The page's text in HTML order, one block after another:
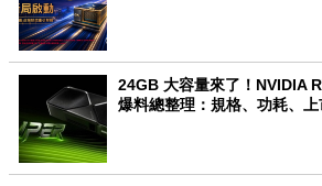
24GB 大容量來了！NVIDIA
爆料總整理：規格、功耗、上